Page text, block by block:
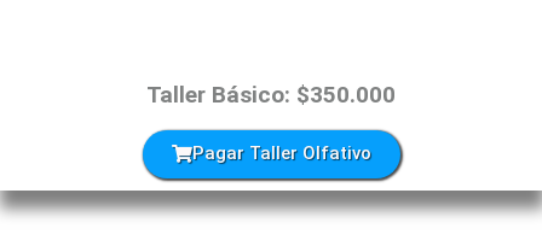
Taller Básico: $350.000
Pagar Taller Olfativo